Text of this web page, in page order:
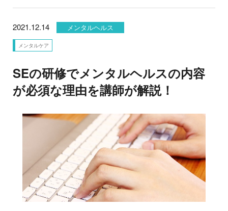
2021.12.14 メンタルヘルス
メンタルケア
SEの研修でメンタルヘルスの内容
が必須な理由を講師が解説！